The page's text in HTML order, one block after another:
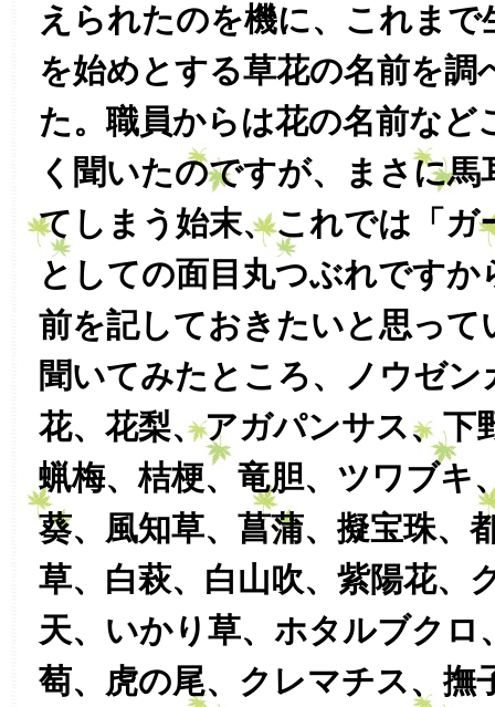
えられたのを機に、これまで
を始めとする草花の名前を調
た。職員からは花の名前など
く聞いたのですが、まさに
てしまう始末、これでは「ガ
としての面目丸つぶれですか
前を記しておきたいと思って
聞いてみたところ、ノウゼン
花、花梨、アガパンサス、下
蝋梅、桔梗、竜胆、ツワブキ
葵、風知草、菖蒲、擬宝珠、
草、白萩、白山吹、紫陽花、
天、いかり草、ホタルブクロ
萄、虎の尾、クレマチス、撫